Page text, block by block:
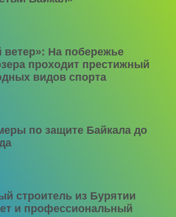
ветер»: На побережье
проходит престижный
видов спорта
по защите Байкала до
строитель из Бурятии
и профессиональный